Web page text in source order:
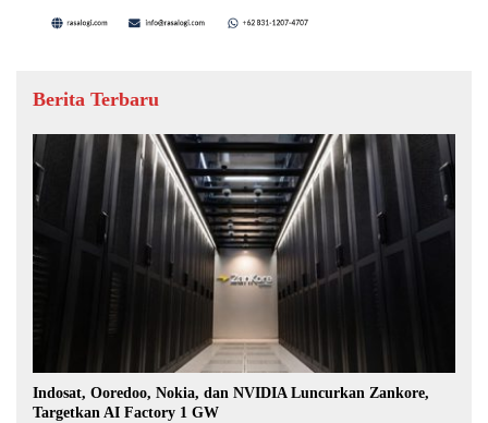
Berita Terbaru
Indosat, Ooredoo, Nokia, dan NVIDIA Luncurkan Zankore,
Targetkan AI Factory 1 GW